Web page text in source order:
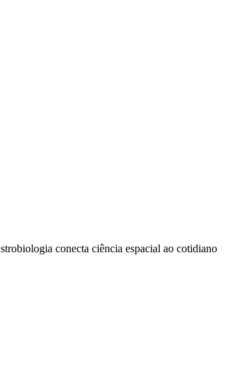
conecta ciência espacial ao cotidiano